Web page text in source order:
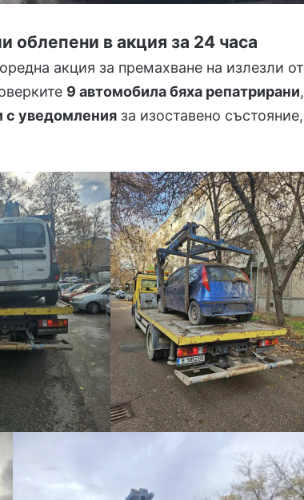
облепени в акция за 24 часа
акция за премахване на излезли от
9 автомобила бяха репатрирани,
с уведомления за изоставено състояние,